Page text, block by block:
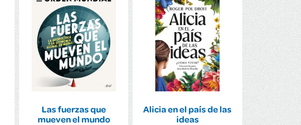
Las fuerzas que
mueven el mundo
Alicia en el país de las
ideas